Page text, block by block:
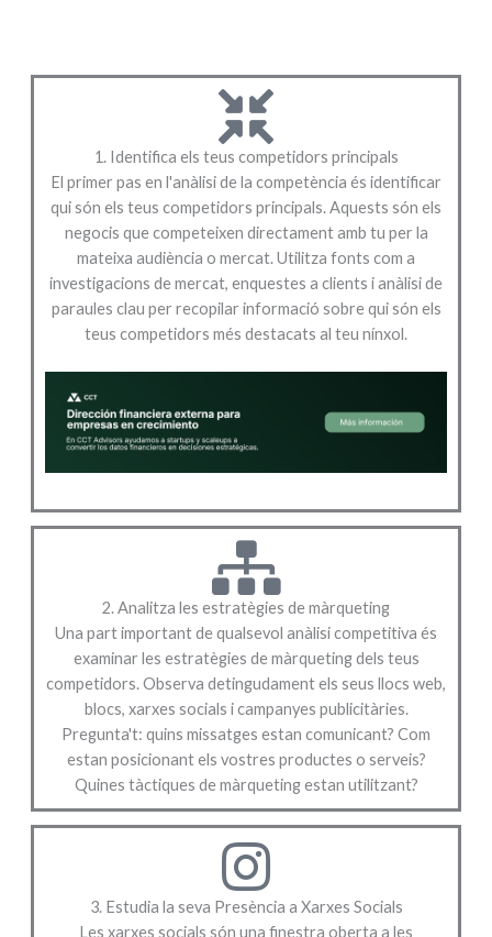
1. Identifica els teus competidors principals
El primer pas en l'anàlisi de la competència és identificar
qui són els teus competidors principals. Aquests són els
negocis que competeixen directament amb tu per la
mateixa audiència o mercat. Utilitza fonts com a
investigacions de mercat, enquestes a clients i anàlisi de
paraules clau per recopilar informació sobre qui són els
teus competidors més destacats al teu nínxol.
2. Analitza les estratègies de màrqueting
Una part important de qualsevol anàlisi competitiva és
examinar les estratègies de màrqueting dels teus
competidors. Observa detingudament els seus llocs web,
blocs, xarxes socials i campanyes publicitàries.
Pregunta't: quins missatges estan comunicant? Com
estan posicionant els vostres productes o serveis?
Quines tàctiques de màrqueting estan utilitzant?
3. Estudia la seva Presència a Xarxes Socials
Les xarxes socials són una finestra oberta a les